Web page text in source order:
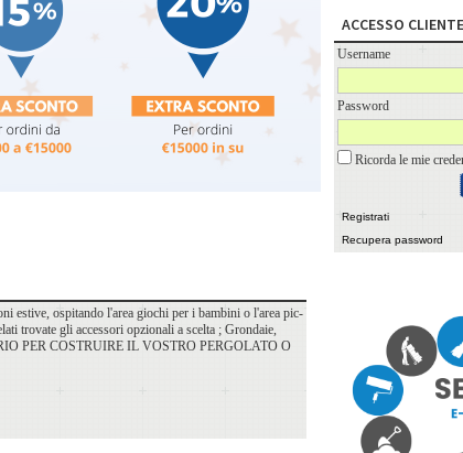
estive, ospitando l'area giochi per i bambini o l'area pic-
trovate gli accessori opzionali a scelta ; Grondaie,
PER COSTRUIRE IL VOSTRO PERGOLATO O
ACCESSO CLIENTE
Username
Password
Ricorda le mie
Registrati
Recupera password